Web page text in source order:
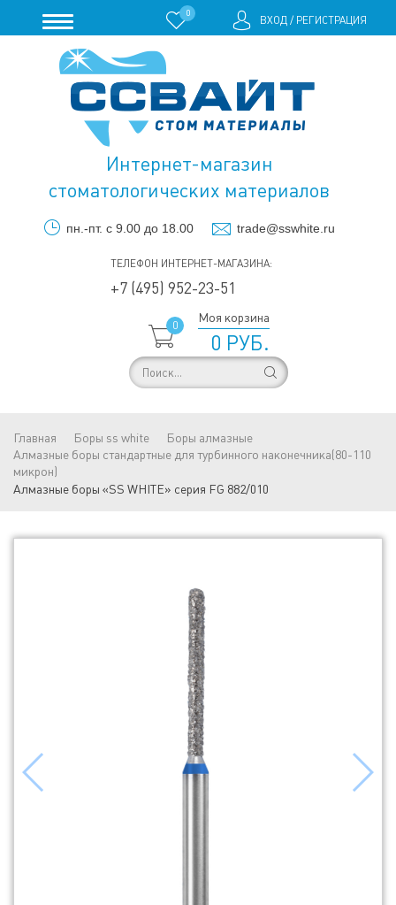
0
ВХОД/ РЕГИСТРАЦИЯ
Интернет-магазин
стоматологических материалов
пн.-пт. с 9.00 до 18.00 trade@sswhite.ru
ТЕЛЕФОН ИНТЕРНЕТ-МАГАЗИНА:
+7 (495) 952-23-51
0
Моя корзина
0 РУБ.
Главная Боры ss white
Боры алмазные
Алмазные боры стандартные для турбинного наконечника(80-110
микрон)
Алмазные боры «SS WHITE» серия FG 882/010